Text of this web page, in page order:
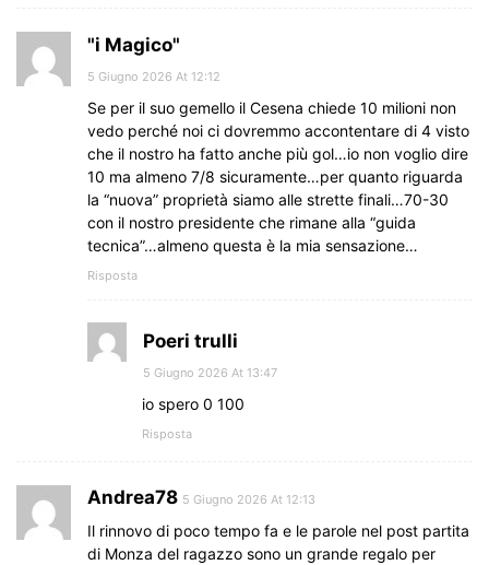
"i Magico"
5 Giugno 2026 At 12:12
Se per il suo gemello il Cesena chiede 10 milioni non
vedo perché noi ci dovremmo accontentare di 4 visto
che il nostro ha fatto anche più gol…io non voglio dire
10 ma almeno 7/8 sicuramente…per quanto riguarda
la “nuova” proprietà siamo alle strette finali…70-30
con il nostro presidente che rimane alla “guida
tecnica”…almeno questa è la mia sensazione…
Risposta
Poeri trulli
5 Giugno 2026 At 13:47
io spero 0 100
Risposta
Andrea78 5 Giugno 2026 At 12:13
Il rinnovo di poco tempo fa e le parole nel post partita
di Monza del ragazzo sono un grande regalo per